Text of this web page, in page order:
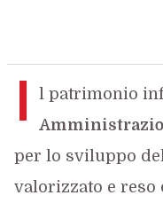
I l patrimonio
per lo sviluppo del
valorizzato e